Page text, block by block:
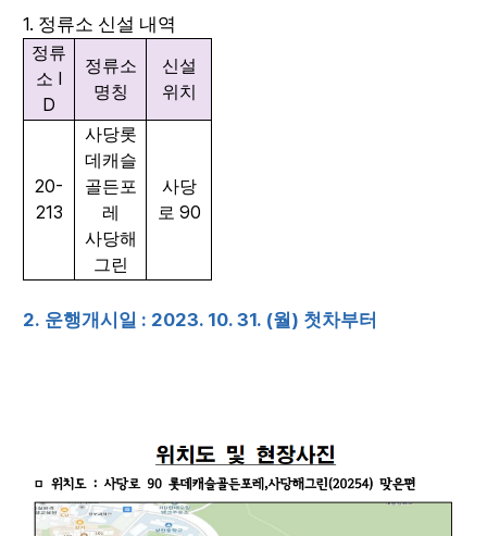
1. 정류소 신설 내역
정류
소 I
D
정류소
명칭
신설
위치
20-
213
사당롯
데캐슬
골든포
레
사당해
그린
사당
로 90
2. 운행개시일 : 2023. 10. 31. (월 ) 첫차부터